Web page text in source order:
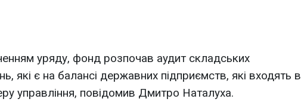
уряду, фонд розпочав аудит складських
які є на балансі державних підприємств, які входять в
управління, повідомив Дмитро Наталуха.